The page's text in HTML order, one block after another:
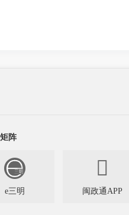
阵
e三明

闽政通APP